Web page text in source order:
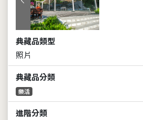
上一張
典藏品類型
照片
典藏品分類
樂活
進階分類